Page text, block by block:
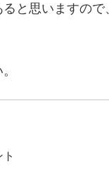
と思いますので